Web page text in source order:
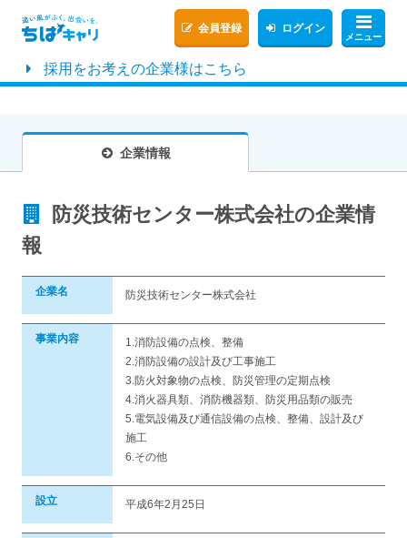
メニュー
会員登録 ログイン
採用をお考えの企業様はこちら
企業情報
防災技術センター株式会社の企業情
報
企業名 防災技術センター株式会社
事業内容
1.消防設備の点検、整備
2.消防設備の設計及び工事施工
3.防火対象物の点検、防災管理の定期点検
4.消火器具類、消防機器類、防災用品類の販売
5.電気設備及び通信設備の点検、整備、設計及び
施工
6.その他
設立 平成6年2月25日